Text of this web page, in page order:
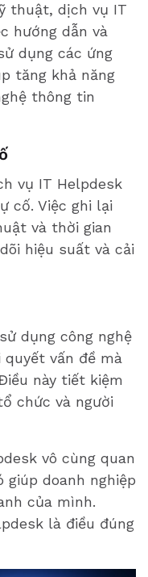
thuật, dịch vụ IT
hướng dẫn và
dụng các ứng
tăng khả năng
thông tin
vụ IT Helpdesk
cố. Việc ghi lại
và thời gian
hiệu suất và cải
dụng công nghệ
vấn đề mà
này tiết kiệm
chức và người
vô cùng quan
giúp doanh nghiệp
của mình.
là điều đúng